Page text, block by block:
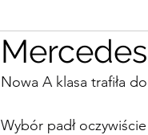
Nowa A klasa trafiła
Wybór padł